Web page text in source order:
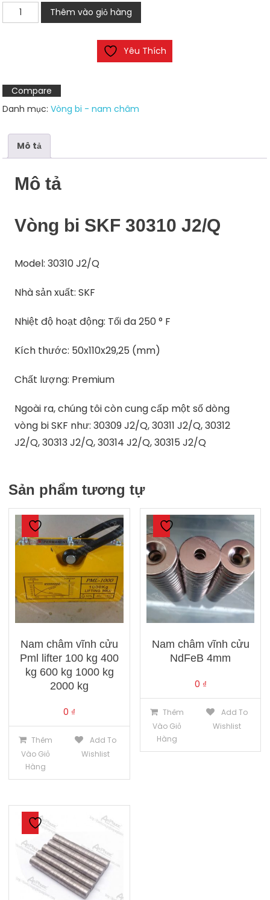
Vòng
bi
số
lượng
Thêm vào giỏ hàng
Yêu Thích
Compare
Danh mục:Vòng bi - nam châm
Mô tả
Mô tả
Vòng bi SKF 30310 J2/Q
Model: 30310 J2/Q
Nhà sản xuất: SKF
Nhiệt độ hoạt động: Tối đa 250 ° F
Kích thước: 50x110x29,25 (mm)
Chất lượng: Premium
Ngoài ra, chúng tôi còn cung cấp một số dòng
vòng bi SKF như: 30309 J2/Q, 30311 J2/Q, 30312
J2/Q, 30313 J2/Q, 30314 J2/Q, 30315 J2/Q
Sản phẩm tương tự
Nam châm vĩnh cửu
Pml lifter 100 kg 400
kg 600 kg 1000 kg
2000 kg
0 ₫
Thêm
Vào Giỏ
Hàng
Add To
Wishlist
Nam châm vĩnh cửu
NdFeB 4mm
0 ₫
Thêm
Vào Giỏ
Hàng
Add To
Wishlist